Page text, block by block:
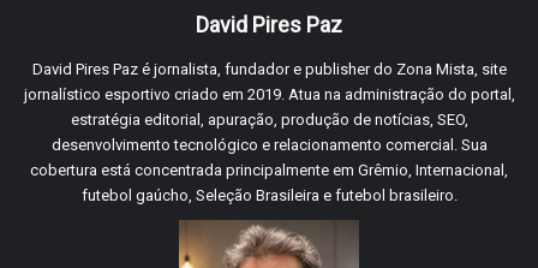
David Pires Paz
David Pires Paz é jornalista, fundador e publisher do Zona Mista, site
jornalístico esportivo criado em 2019. Atua na administração do portal,
estratégia editorial, apuração, produção de notícias, SEO,
desenvolvimento tecnológico e relacionamento comercial. Sua
cobertura está concentrada principalmente em Grêmio, Internacional,
futebol gaúcho, Seleção Brasileira e futebol brasileiro.